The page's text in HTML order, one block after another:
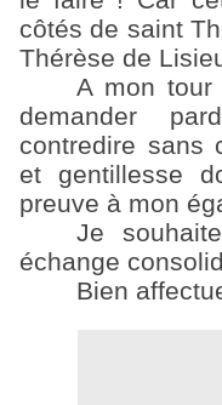
côtés de saint
Thérèse de
A mon
demander
contredire sans
et gentillesse
preuve à mon
Je
échange
Bien